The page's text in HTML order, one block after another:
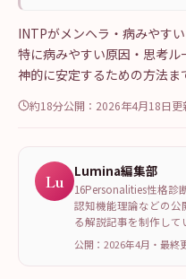
INTPがメンヘラ・病みやす
特に病みやすい原因・思考
神的に安定するための方法ま
約18分公開： 2026年4月18日更
Lu Lumina編集部
16Personalities性格診
認知機能理論などの公
る解説記事を制作して
公開：2026年4月 ・ 最終